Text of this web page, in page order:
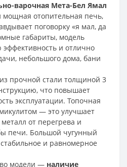
варочная Мета-Бел Ямал
отопительная печь,
поговорку «я мал, да
габариты, модель
и отлично
небольшого дома, бани
прочной стали толщиной 3
что повышает
эксплуатации. Топочная
— это улучшает
от перегрева и
печи. Большой чугунный
и равномерное
модели — наличие